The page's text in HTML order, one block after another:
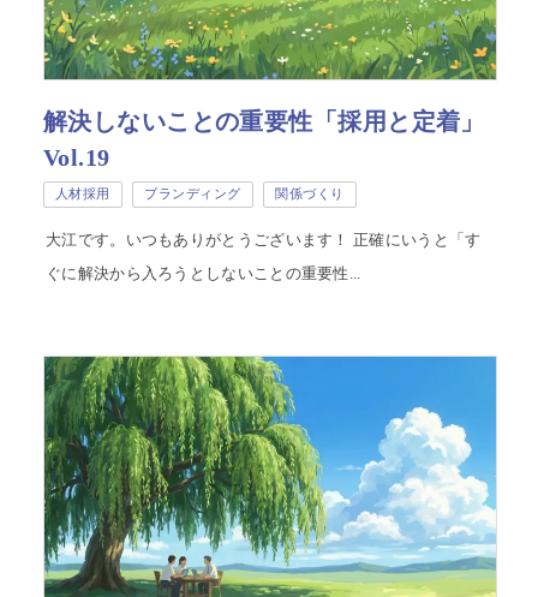
解決しないことの重要性「採用と定着」
Vol.19
人材採用 ブランディング 関係づくり
大江です。いつもありがとうございます！ 正確にいうと「す
ぐに解決から入ろうとしないことの重要性...